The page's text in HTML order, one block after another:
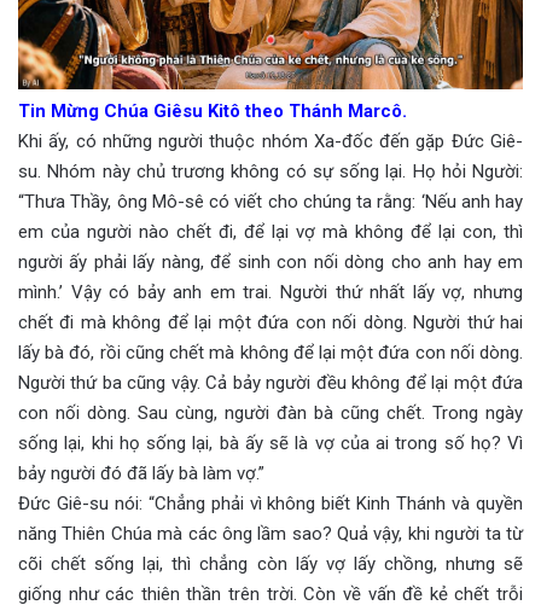
Tin Mừng Chúa Giêsu Kitô theo Thánh Marcô.
Khi ấy, có những người thuộc nhóm Xa-đốc đến gặp Đức Giê-
su. Nhóm này chủ trương không có sự sống lại. Họ hỏi Người:
“Thưa Thầy, ông Mô-sê có viết cho chúng ta rằng: ‘Nếu anh hay
em của người nào chết đi, để lại vợ mà không để lại con, thì
người ấy phải lấy nàng, để sinh con nối dòng cho anh hay em
mình.’ Vậy có bảy anh em trai. Người thứ nhất lấy vợ, nhưng
chết đi mà không để lại một đứa con nối dòng. Người thứ hai
lấy bà đó, rồi cũng chết mà không để lại một đứa con nối dòng.
Người thứ ba cũng vậy. Cả bảy người đều không để lại một đứa
con nối dòng. Sau cùng, người đàn bà cũng chết. Trong ngày
sống lại, khi họ sống lại, bà ấy sẽ là vợ của ai trong số họ? Vì
bảy người đó đã lấy bà làm vợ.”
Đức Giê-su nói: “Chẳng phải vì không biết Kinh Thánh và quyền
năng Thiên Chúa mà các ông lầm sao? Quả vậy, khi người ta từ
cõi chết sống lại, thì chẳng còn lấy vợ lấy chồng, nhưng sẽ
giống như các thiên thần trên trời. Còn về vấn đề kẻ chết trỗi